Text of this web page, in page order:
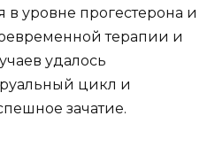
уровне прогестерона и
терапии и
удалось
цикл и
зачатие.